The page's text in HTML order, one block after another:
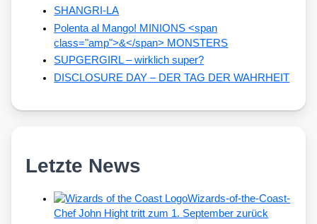
SHANGRI-LA
Polenta al Mango! MINIONS <span
class="amp">&</span> MONSTERS
SUPGERGIRL – wirklich super?
DISCLOSURE DAY – DER TAG DER WAHRHEIT
Letzte News
Wizards-of-the-Coast-
Chef John Hight tritt zum 1. September zurück